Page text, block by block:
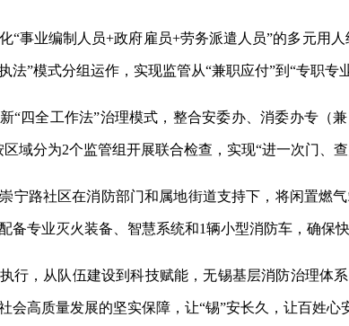
“事业编制人员+政府雇员+劳务派遣人员”的多元用
法”模式分组运作，实现监管从“兼职应付”到“专职专
“四全工作法”治理模式，整合安委办、消委办专（
区域分为2个监管组开展联合检查，实现“进一次门、
宁路社区在消防部门和属地街道支持下，将闲置燃
备专业灭火装备、智慧系统和1辆小型消防车，确保
行，从队伍建设到科技赋能，无锡基层消防治理体
会高质量发展的坚实保障，让“锡”安长久，让百姓心